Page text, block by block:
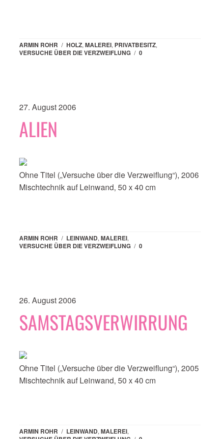
ARMIN ROHR / HOLZ, MALEREI, PRIVATBESITZ,
VERSUCHE ÜBER DIE VERZWEIFLUNG / 0
27. August 2006
ALIEN
Ohne Titel („Versuche über die Verzweiflung“), 2006
Mischtechnik auf Leinwand, 50 x 40 cm
ARMIN ROHR / LEINWAND, MALEREI,
VERSUCHE ÜBER DIE VERZWEIFLUNG / 0
26. August 2006
SAMSTAGSVERWIRRUNG
Ohne Titel („Versuche über die Verzweiflung“), 2005
Mischtechnik auf Leinwand, 50 x 40 cm
ARMIN ROHR / LEINWAND, MALEREI,